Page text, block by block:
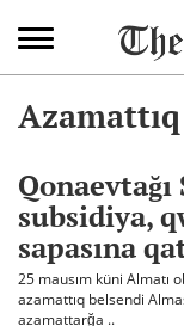
subsidiya,
sapasına
25 mausım küni Almatı
azamattıq belsendi
azamattarğa ..